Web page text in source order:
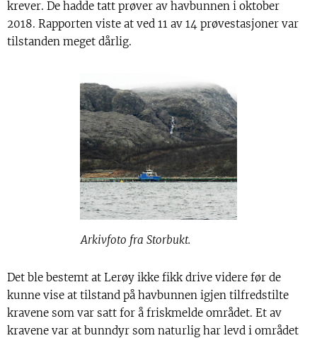
krever. De hadde tatt prøver av havbunnen i oktober
2018. Rapporten viste at ved 11 av 14 prøvestasjoner var
tilstanden meget dårlig.
Arkivfoto fra Storbukt.
Det ble bestemt at Lerøy ikke fikk drive videre før de
kunne vise at tilstand på havbunnen igjen tilfredstilte
kravene som var satt for å friskmelde området. Et av
kravene var at bunndyr som naturlig har levd i området